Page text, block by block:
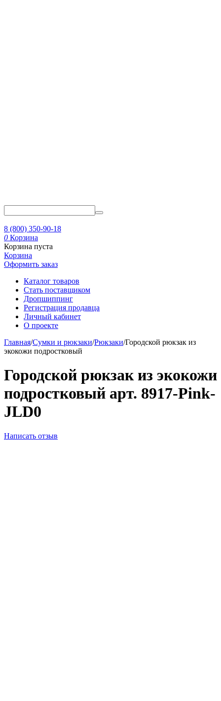
8 (800) 350-90-18
0 Корзина
Корзина пуста
Корзина
Оформить заказ
Каталог товаров
Стать поставщиком
Дропшиппинг
Регистрация продавца
Личный кабинет
О проекте
Главная/Сумки и рюкзаки/Рюкзаки/Городской рюкзак из
экокожи подростковый
Городской рюкзак из экокожи
подростковый арт. 8917-Pink-
JLD0
Написать отзыв